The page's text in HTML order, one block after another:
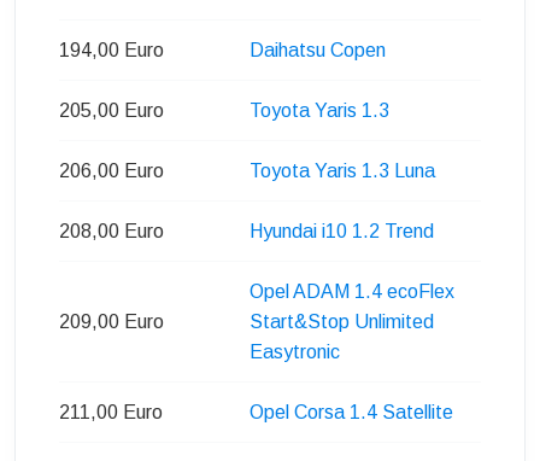
194,00 Euro Daihatsu Copen
205,00 Euro Toyota Yaris 1.3
206,00 Euro Toyota Yaris 1.3 Luna
208,00 Euro Hyundai i10 1.2 Trend
209,00 Euro
Opel ADAM 1.4 ecoFlex
Start&Stop Unlimited
Easytronic
211,00 Euro Opel Corsa 1.4 Satellite